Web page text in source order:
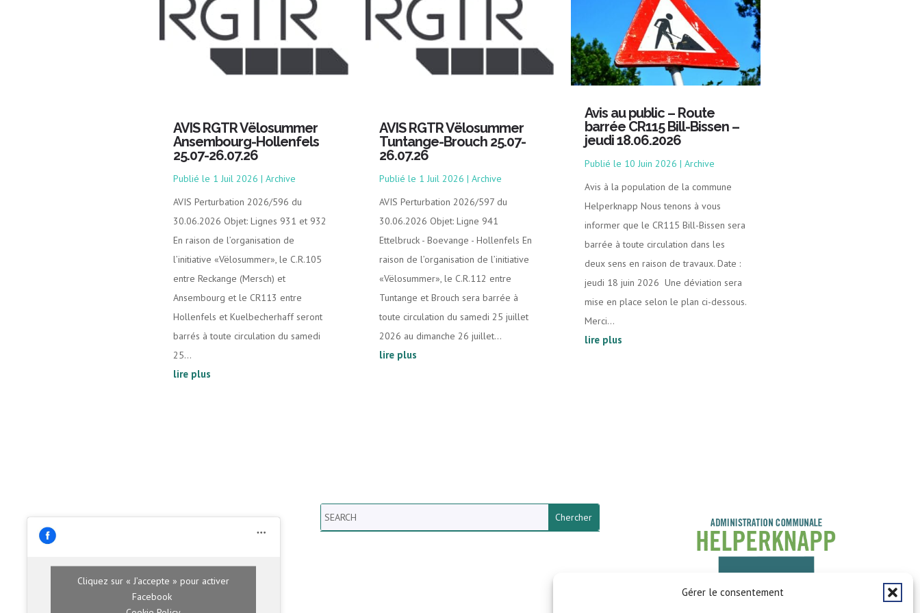
Gérer le consentement
AVIS RGTR Vëlosummer
Ansembourg-Hollenfels
25.07-26.07.26
1 Juil 2026 |Archive
AVIS Perturbation 2026/596 du
30.06.2026 Objet: Lignes 931 et 932
En raison de l’organisation de
l’initiative «Vëlosummer», le C.R.105
entre Reckange (Mersch) et
Ansembourg et le CR113 entre
Hollenfels et Kuelbecherhaff seront
barrés à toute circulation du samedi
25...
lire plus
AVIS RGTR Vëlosummer
Tuntange-Brouch 25.07-
26.07.26
1 Juil 2026 | Archive
AVIS Perturbation 2026/597 du
30.06.2026 Objet: Ligne 941
Ettelbruck - Boevange - Hollenfels En
raison de l’organisation de l’initiative
«Vëlosummer», le C.R.112 entre
Tuntange et Brouch sera barrée à
toute circulation du samedi 25 juillet
2026 au dimanche 26 juillet...
lire plus
Avis au public – Route
barrée CR115 Bill-Bissen –
jeudi 18.06.2026
10 Juin 2026 |Archive
Avis à la population de la commune
Helperknapp Nous tenons à vous
informer que le CR115 Bill-Bissen sera
barrée à toute circulation dans les
deux sens en raison de travaux. Date :
jeudi 18 juin 2026 Une déviation sera
mise en place selon le plan ci-dessous.
Merci...
lire plus
Cliquez sur « J’accepte » pour activer
Facebook
Search